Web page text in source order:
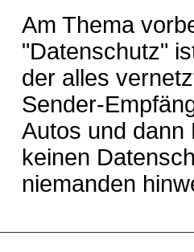
Am Thema
"Datenschutz"
der alles
Sender-
Autos und dann
keinen
niemanden